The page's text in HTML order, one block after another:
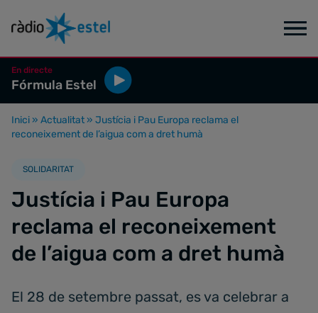
En directe
Fórmula Estel
Inici » Actualitat » Justícia i Pau Europa reclama el
reconeixement de l’aigua com a dret humà
SOLIDARITAT
Justícia i Pau Europa
reclama el reconeixement
de l’aigua com a dret humà
El 28 de setembre passat, es va celebrar a